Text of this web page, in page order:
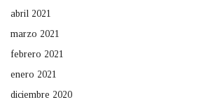
abril 2021
marzo 2021
febrero 2021
enero 2021
diciembre 2020